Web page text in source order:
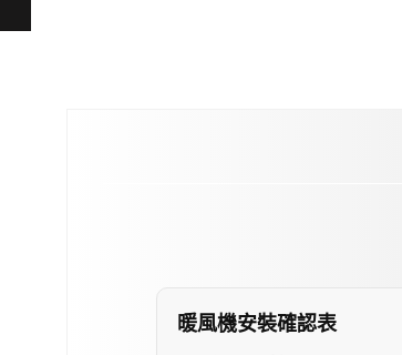
暖風機安裝確認表